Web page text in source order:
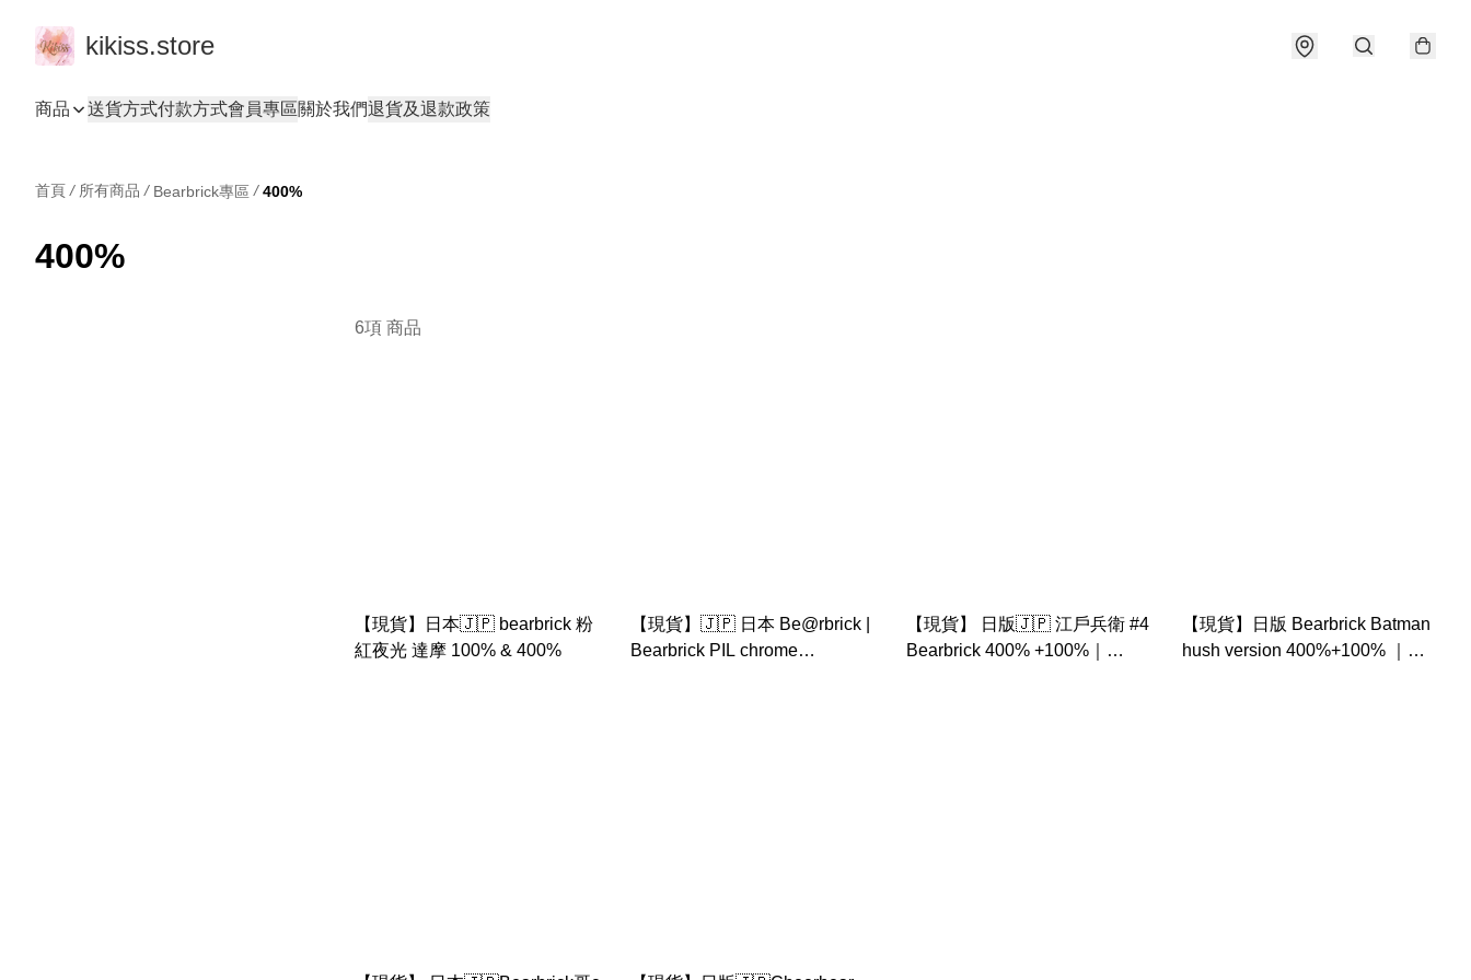
kikiss.store
商品 送貨方式付款方式會員專區關於我們退貨及退款政策
首頁 / 所有商品 / Bearbrick專區 / 400%
400%
6項 商品
【現貨】日本🇯🇵 bearbrick 粉
紅夜光 達摩 100% & 400%
【現貨】🇯🇵 日本 Be@rbrick |
Bearbrick PIL chrome
【現貨】 日版🇯🇵 江戶兵衛 #4
Bearbrick 400% +100%｜
【現貨】日版 Bearbrick Batman
hush version 400%+100% ｜